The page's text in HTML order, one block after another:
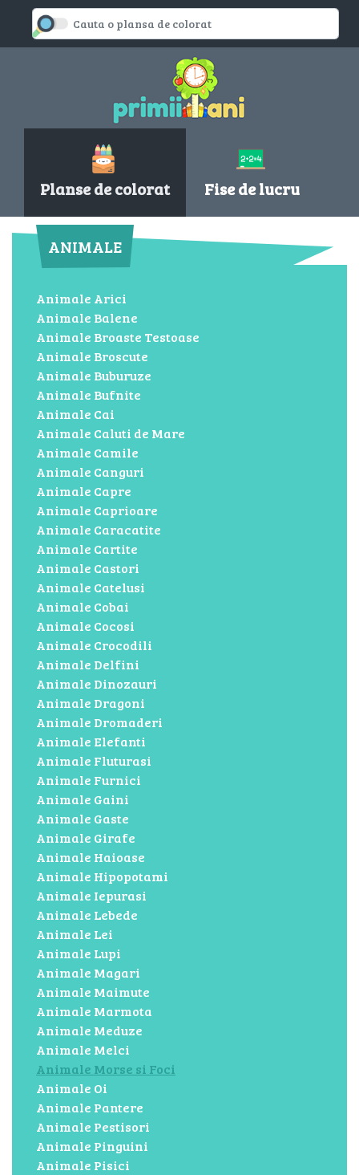
Planse de colorat Fise de lucru
ANIMALE
Animale Arici
Animale Balene
Animale Broaste Testoase
Animale Broscute
Animale Buburuze
Animale Bufnite
Animale Cai
Animale Caluti de Mare
Animale Camile
Animale Canguri
Animale Capre
Animale Caprioare
Animale Caracatite
Animale Cartite
Animale Castori
Animale Catelusi
Animale Cobai
Animale Cocosi
Animale Crocodili
Animale Delfini
Animale Dinozauri
Animale Dragoni
Animale Dromaderi
Animale Elefanti
Animale Fluturasi
Animale Furnici
Animale Gaini
Animale Gaste
Animale Girafe
Animale Haioase
Animale Hipopotami
Animale Iepurasi
Animale Lebede
Animale Lei
Animale Lupi
Animale Magari
Animale Maimute
Animale Marmota
Animale Meduze
Animale Melci
Animale Morse si Foci
Animale Oi
Animale Pantere
Animale Pestisori
Animale Pinguini
Animale Pisici